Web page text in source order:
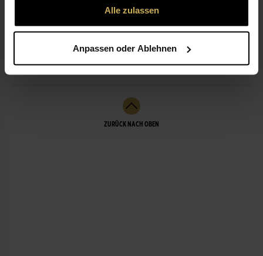
Alle zulassen
Anpassen oder Ablehnen
ÖFFNUNGSZEITEN
LEISTUNGEN
ZURÜCK NACH OBEN